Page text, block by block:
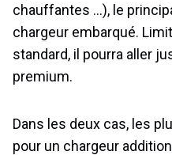
chauffantes …), le
chargeur embarqué.
standard, il pourra aller
premium.
Dans les deux cas, les
pour un chargeur